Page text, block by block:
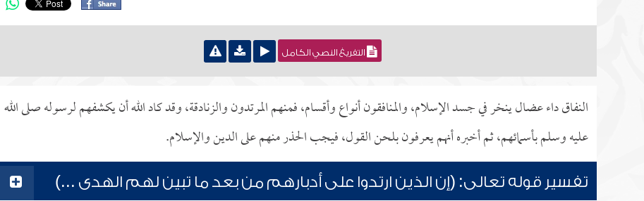
التفريغ النصي الكامل
النفاق داء عضال ينخر في جسد الإسلام، والمنافقون أنواع وأقسام، فمنهم المرتدون والزنادقة، وقد كاد الله أن يكشفهم لرسوله صلى الله
عليه وسلم بأسمائهم، ثم أخبره أنهم يعرفون بلحن القول، فيجب الحذر منهم على الدين والإسلام.
تفسير قوله تعالى: (إن الذين ارتدوا على أدبارهم من بعد ما تبين لهم الهدى ...)